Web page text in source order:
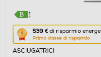
539 € di risparmio
Prima classe di risparmio
Questa
azione
aprirà
ASCIUGATRICI